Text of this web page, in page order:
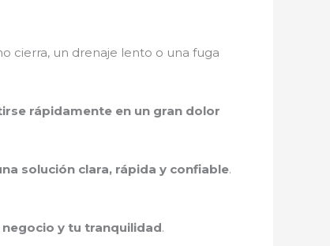
cierra, un drenaje lento o una fuga
rápidamente en un gran dolor
solución clara, rápida y confiable.
y tu tranquilidad.